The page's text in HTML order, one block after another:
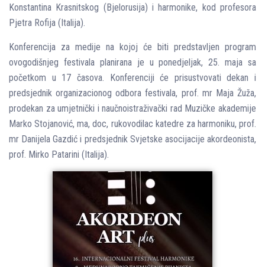
Konstantina Krasnitskog (Bjelorusija) i harmonike, kod profesora
Pjetra Rofija (Italija).
Konferencija za medije na kojoj će biti predstavljen program
ovogodišnjeg festivala planirana je u ponedjeljak, 25. maja sa
početkom u 17 časova. Konferenciji će prisustvovati dekan i
predsjednik organizacionog odbora festivala, prof. mr Maja Žuža,
prodekan za umjetnički i naučnoistraživački rad Muzičke akademije
Marko Stojanović, ma, doc, rukovodilac katedre za harmoniku, prof.
mr Danijela Gazdić i predsjednik Svjetske asocijacije akordeonista,
prof. Mirko Patarini (Italija).